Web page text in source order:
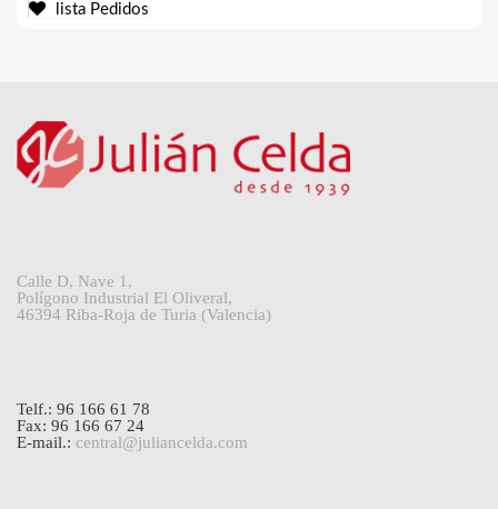
lista Pedidos
Calle D, Nave 1,
Polígono Industrial El Oliveral,
46394 Riba-Roja de Turia (Valencia)
Telf.: 96 166 61 78
Fax: 96 166 67 24
E-mail.: central@juliancelda.com